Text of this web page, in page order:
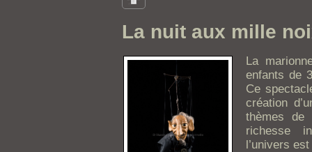
La nuit aux mille
La
enfants de
Ce
création
thèmes
richesse
l’univers